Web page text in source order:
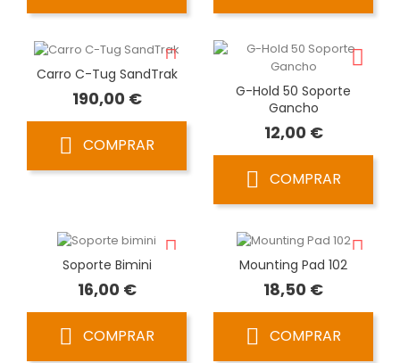
Carro C-Tug SandTrak
190,00 €Precio
COMPRAR
G-Hold 50 Soporte
Gancho
12,00 €Precio
COMPRAR
Soporte Bimini
16,00 €Precio
COMPRAR
Mounting Pad 102
18,50 €Precio
COMPRAR